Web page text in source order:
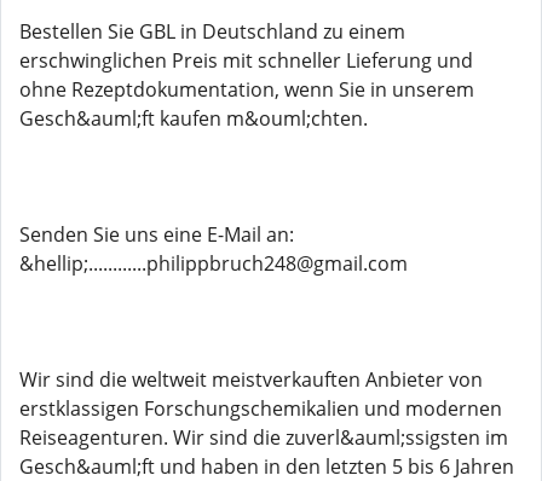
Bestellen Sie GBL in Deutschland zu einem
erschwinglichen Preis mit schneller Lieferung und
ohne Rezeptdokumentation, wenn Sie in unserem
Gesch&auml;ft kaufen m&ouml;chten.
Senden Sie uns eine E-Mail an:
&hellip;............philippbruch248@gmail.com
Wir sind die weltweit meistverkauften Anbieter von
erstklassigen Forschungschemikalien und modernen
Reiseagenturen. Wir sind die zuverl&auml;ssigsten im
Gesch&auml;ft und haben in den letzten 5 bis 6 Jahren